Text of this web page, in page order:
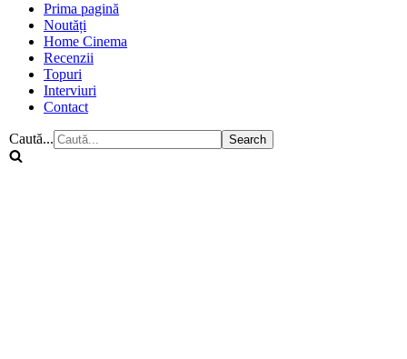
Prima pagină
Noutăți
Home Cinema
Recenzii
Topuri
Interviuri
Contact
Caută...